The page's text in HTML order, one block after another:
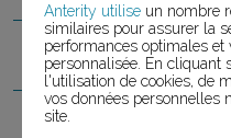
FossilQ Explorist
Herb
Anterity utilise un nombre
similaires pour assurer la
performances optimales et
personnalisée. En cliquant
l'utilisation de cookies, de
vos données personnelles
site.